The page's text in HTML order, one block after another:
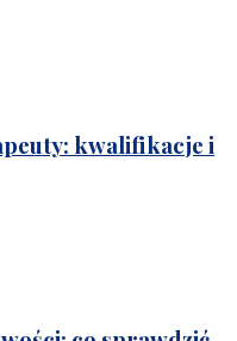
kwalifikacje i